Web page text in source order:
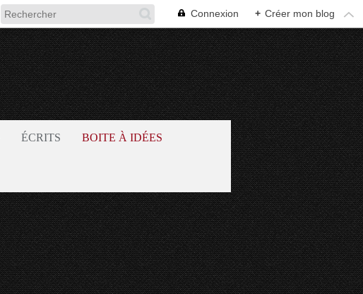
Connexion + Créer mon blog
ÉCRITS BOITE À IDÉES